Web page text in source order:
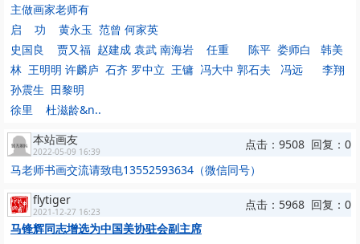
主做画家老师有
启 功 黄永玉 范曾 何家英
史国良 贾又福 赵建成 袁武 南海岩 任重 陈平 娄师白 韩美
林 王明明 许麟庐 石齐 罗中立 王镛 冯大中 郭石夫 冯远 李翔
孙震生 田黎明
徐里 杜滋龄&n..
本站画友
2022-05-09 16:39
点击：9508 回复：0
马老师书画交流请致电13552593634（微信同号）
flytiger
2021-12-27 16:23
点击：5968 回复：0
马锋辉同志增选为中国美协驻会副主席